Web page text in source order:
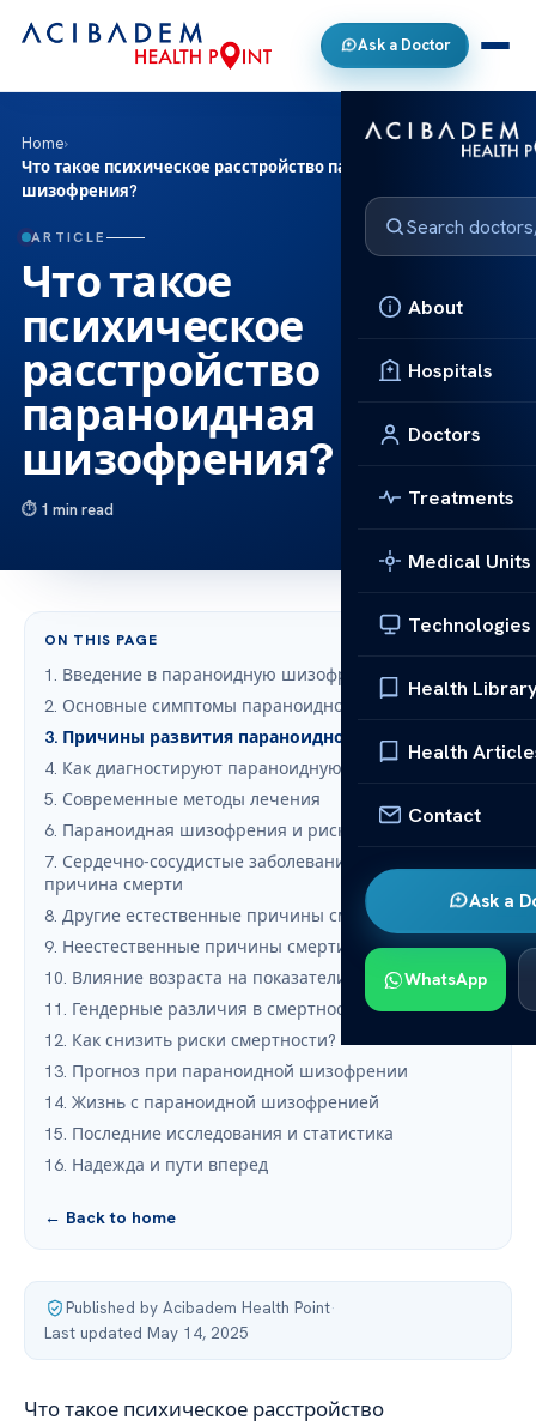
Ask a Doctor
About
Hospitals
Doctors
Treatments
Medical Units
Technologies
Health
Health
Contact
Ask a
WhatsApp
Home›
Что такое психическое расстройство параноидная
шизофрения?
ARTICLE
Что такое
психическое
расстройство
параноидная
шизофрения?
1 min read
ON THIS PAGE
1. Введение в параноидную шизофрению
2. Основные симптомы параноидной шизофрении
3. Причины развития параноидной шизофрении
4. Как диагностируют параноидную шизофрению?
5. Современные методы лечения
6. Параноидная шизофрения и риск смертности
7. Сердечно-сосудистые заболевания как ведущая
причина смерти
8. Другие естественные причины смерти
9. Неестественные причины смерти
10. Влияние возраста на показатели смертности
11. Гендерные различия в смертности
12. Как снизить риски смертности?
13. Прогноз при параноидной шизофрении
14. Жизнь с параноидной шизофренией
15. Последние исследования и статистика
16. Надежда и пути вперед
← Back to home
Published by Acibadem Health Point·
Last updated May 14, 2025
Что такое психическое расстройство